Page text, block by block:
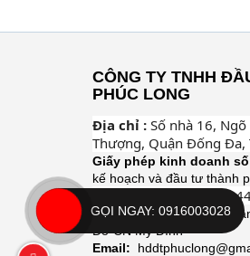
CÔNG TY TNHH
PHÚC LONG
Địa chỉ : Số nhà 16,
Thượng, Quận Đống Đa,
Giấy phép kinh doanh
kế hoạch và đầu tư thành
STK:8231157201688
Đô-CN Mỹ Đình
Email:
GỌI NGAY: 0916003028